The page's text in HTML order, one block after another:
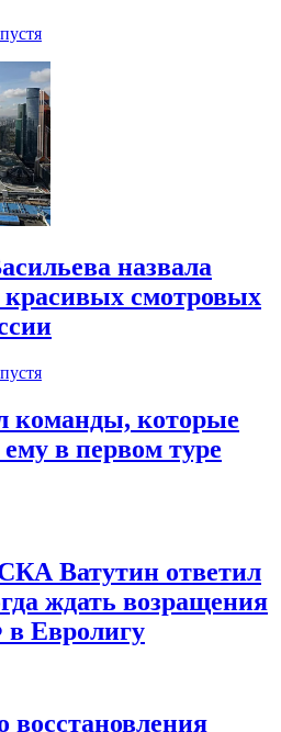
назвала
смотровых
команды, которые
в первом туре
Ватутин ответил
ждать возращения
Евролигу
восстановления